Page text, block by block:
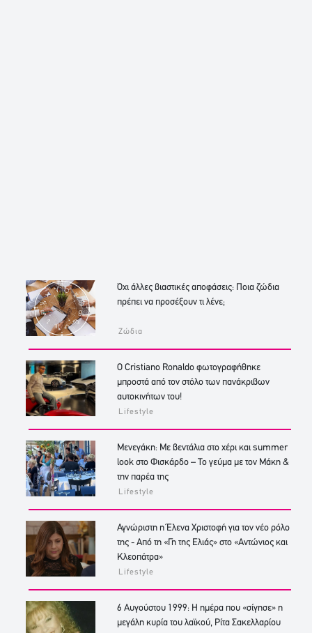
Όχι άλλες βιαστικές αποφάσεις: Ποια ζώδια
πρέπει να προσέξουν τι λένε;
Ζώδια
Ο Cristiano Ronaldo φωτογραφήθηκε
μπροστά από τον στόλο των πανάκριβων
αυτοκινήτων του!
Lifestyle
Μενεγάκη: Με βεντάλια στο χέρι και summer
look στο Φισκάρδο – Το γεύμα με τον Μάκη &
την παρέα της
Lifestyle
Αγνώριστη η Έλενα Χριστοφή για τον νέο ρόλο
της - Από τη «Γη της Ελιάς» στο «Αντώνιος και
Κλεοπάτρα»
Lifestyle
6 Αυγούστου 1999: Η ημέρα που «σίγησε» η
μεγάλη κυρία του λαϊκού, Ρίτα Σακελλαρίου